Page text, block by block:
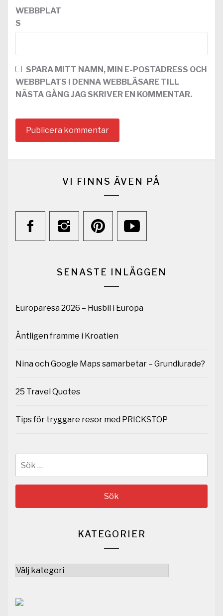
WEBBPLAT
S
SPARA MITT NAMN, MIN E-POSTADRESS OCH
WEBBPLATS I DENNA WEBBLÄSARE TILL
NÄSTA GÅNG JAG SKRIVER EN KOMMENTAR.
VI FINNS ÄVEN PÅ
SENASTE INLÄGGEN
Europaresa 2026 – Husbil i Europa
Äntligen framme i Kroatien
Nina och Google Maps samarbetar – Grundlurade?
25 Travel Quotes
Tips för tryggare resor med PRICKSTOP
KATEGORIER
Kategorier